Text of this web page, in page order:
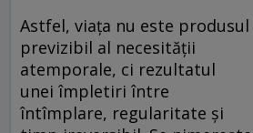
Astfel, viața nu este produsul
previzibil al necesității
atemporale, ci rezultatul
unei împletiri între
întîmplare, regularitate și